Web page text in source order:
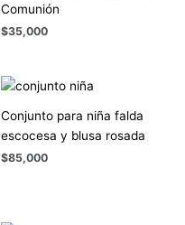
Comunión
$35,000
Conjunto para niña falda
escocesa y blusa rosada
$85,000